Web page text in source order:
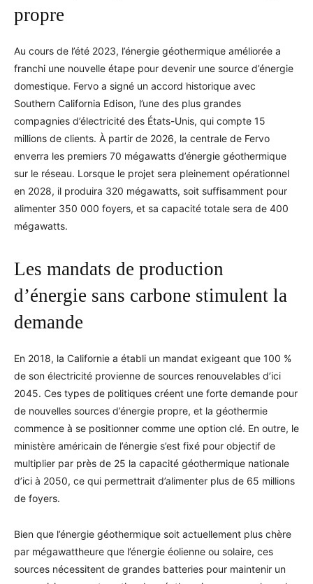
propre
Au cours de l’été 2023, l’énergie géothermique améliorée a
franchi une nouvelle étape pour devenir une source d’énergie
domestique. Fervo a signé un accord historique avec
Southern California Edison, l’une des plus grandes
compagnies d’électricité des États-Unis, qui compte 15
millions de clients. À partir de 2026, la centrale de Fervo
enverra les premiers 70 mégawatts d’énergie géothermique
sur le réseau. Lorsque le projet sera pleinement opérationnel
en 2028, il produira 320 mégawatts, soit suffisamment pour
alimenter 350 000 foyers, et sa capacité totale sera de 400
mégawatts.
Les mandats de production
d’énergie sans carbone stimulent la
demande
En 2018, la Californie a établi un mandat exigeant que 100 %
de son électricité provienne de sources renouvelables d’ici
2045. Ces types de politiques créent une forte demande pour
de nouvelles sources d’énergie propre, et la géothermie
commence à se positionner comme une option clé. En outre, le
ministère américain de l’énergie s’est fixé pour objectif de
multiplier par près de 25 la capacité géothermique nationale
d’ici à 2050, ce qui permettrait d’alimenter plus de 65 millions
de foyers.
Bien que l’énergie géothermique soit actuellement plus chère
par mégawattheure que l’énergie éolienne ou solaire, ces
sources nécessitent de grandes batteries pour maintenir un